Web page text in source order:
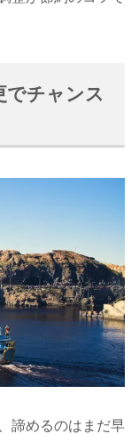
でチャンス
諦めるのはまだ早